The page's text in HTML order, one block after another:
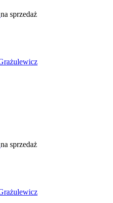
na sprzedaż
na sprzedaż